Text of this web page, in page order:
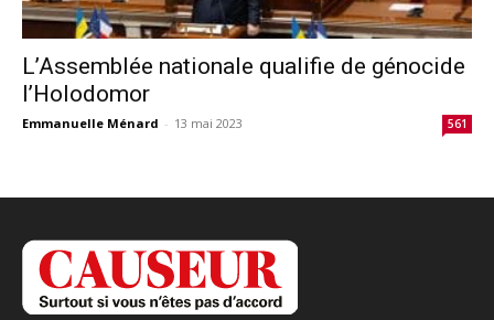
L’Assemblée nationale qualifie de génocide
l’Holodomor
Emmanuelle Ménard - 13 mai 2023 561